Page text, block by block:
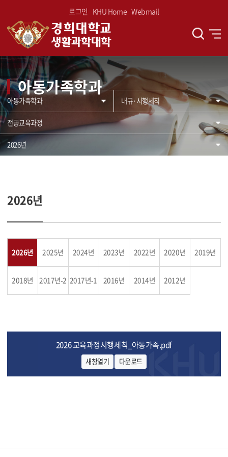
로그인 KHU Home Webmail
아동가족학과
아동가족학과 내규·시행세칙
전공교육과정
2026년
2026년
2026년 2025년 2024년 2023년 2022년 2020년 2019년
2018년 2017년-2 2017년-1 2016년 2014년 2012년
2026 교육과정시행세칙_아동가족.pdf
새창열기 다운로드